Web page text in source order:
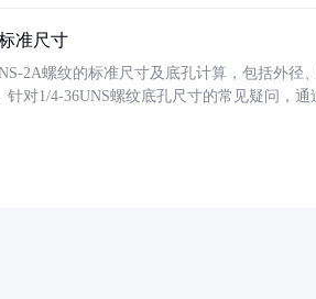
准尺寸
2A螺纹的标准尺寸及底孔计算，包括外径
针对1/4-36UNS螺纹底孔尺寸的常见疑问，